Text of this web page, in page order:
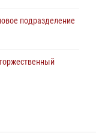
подразделение